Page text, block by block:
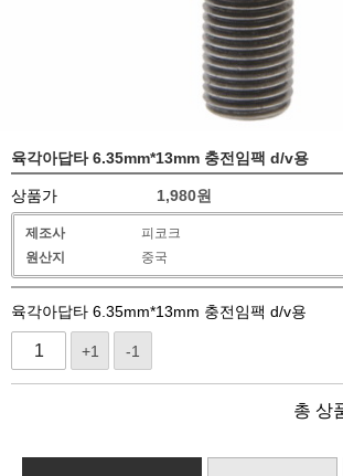
육각아답타 6.35mm*13mm 충전임팩 d/v용
상품가 1,980원
제조사
피코크
원산지
중국
육각아답타 6.35mm*13mm 충전임팩 d/v용
+1 -1
총 상